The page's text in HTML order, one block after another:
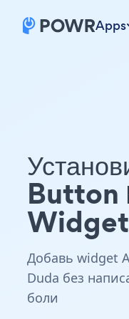
Apps
Button
Widget
Добавь widget
Duda без
боли